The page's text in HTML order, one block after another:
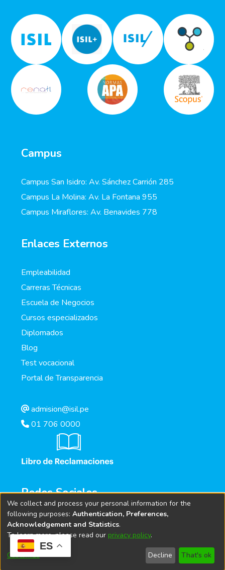
ES
Campus
Campus San Isidro: Av. Sánchez Carrión 285
Campus La Molina: Av. La Fontana 955
Campus Miraflores: Av. Benavides 778
Enlaces Externos
Empleabilidad
Carreras Técnicas
Escuela de Negocios
Cursos especializados
Diplomados
Blog
Test vocacional
Portal de Transparencia
admision@isil.pe
01 706 0000
Redes Sociales
We collect and process your personal information for the
following purposes: Authentication, Preferences,
Acknowledgement and Statistics.
To learn more, please read our privacy policy.
Customize Decline That's ok